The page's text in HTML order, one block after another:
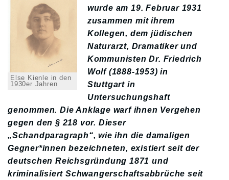
Else Kienle in den
1930er Jahren
wurde am 19. Februar 1931
zusammen mit ihrem
Kollegen, dem jüdischen
Naturarzt, Dramatiker und
Kommunisten Dr. Friedrich
Wolf (1888-1953) in
Stuttgart in
Untersuchungshaft
genommen. Die Anklage warf ihnen Vergehen
gegen den § 218 vor. Dieser
„Schandparagraph“, wie ihn die damaligen
Gegner*innen bezeichneten, existiert seit der
deutschen Reichsgründung 1871 und
kriminalisiert Schwangerschaftsabbrüche seit